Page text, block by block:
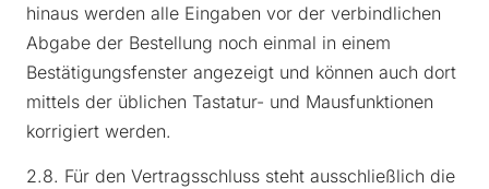
hinaus werden alle Eingaben vor der verbindlichen
Abgabe der Bestellung noch einmal in einem
Bestätigungsfenster angezeigt und können auch dort
mittels der üblichen Tastatur- und Mausfunktionen
korrigiert werden.
2.8. Für den Vertragsschluss steht ausschließlich die